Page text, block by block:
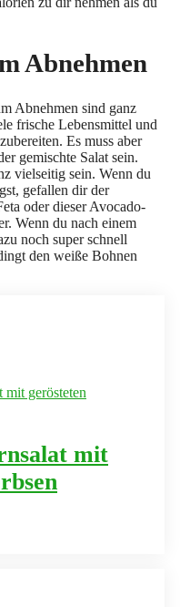
Abnehmen
Abnehmen sind ganz
frische Lebensmittel und
Es muss aber
gemischte Salat sein.
vielseitig sein. Wenn du
gefallen dir der
oder dieser Avocado-
Wenn du nach einem
noch super schnell
den weiße Bohnen
mit